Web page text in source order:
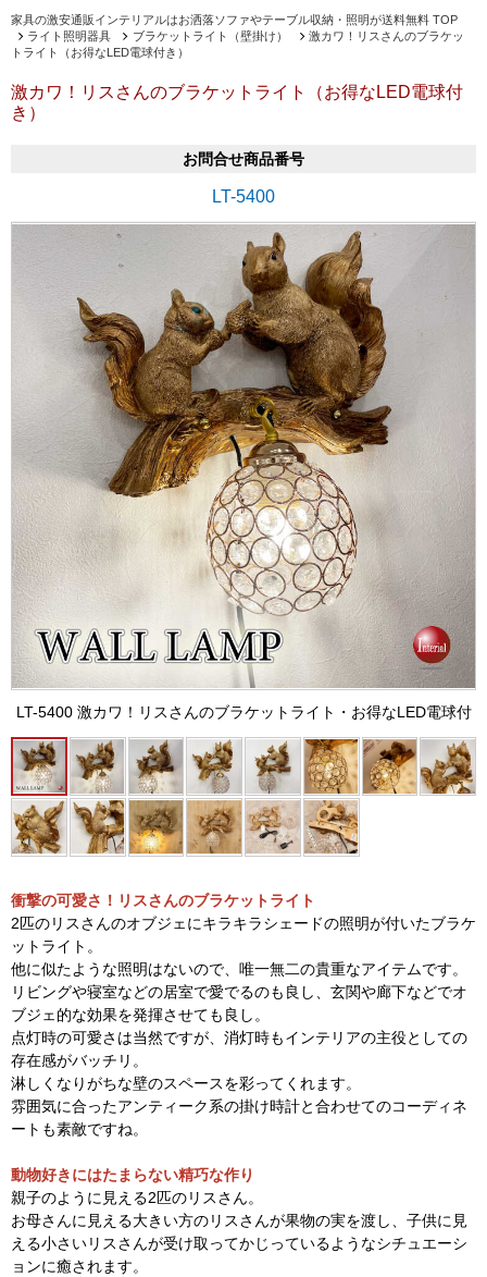
家具の激安通販インテリアルはお洒落ソファやテーブル収納・照明が送料無料 TOP
ライト照明器具
ブラケットライト（壁掛け）
激カワ！リスさんのブラケッ
トライト（お得なLED電球付き）
激カワ！リスさんのブラケットライト（お得なLED電球付
き）
お問合せ商品番号
LT-5400
LT-5400 激カワ！リスさんのブラケットライト・お得なLED電球付
衝撃の可愛さ！リスさんのブラケットライト
2匹のリスさんのオブジェにキラキラシェードの照明が付いたブラケ
ットライト。
他に似たような照明はないので、唯一無二の貴重なアイテムです。
リビングや寝室などの居室で愛でるのも良し、玄関や廊下などでオ
ブジェ的な効果を発揮させても良し。
点灯時の可愛さは当然ですが、消灯時もインテリアの主役としての
存在感がバッチリ。
淋しくなりがちな壁のスペースを彩ってくれます。
雰囲気に合ったアンティーク系の掛け時計と合わせてのコーディネ
ートも素敵ですね。
動物好きにはたまらない精巧な作り
親子のように見える2匹のリスさん。
お母さんに見える大きい方のリスさんが果物の実を渡し、子供に見
える小さいリスさんが受け取ってかじっているようなシチュエーシ
ョンに癒されます。